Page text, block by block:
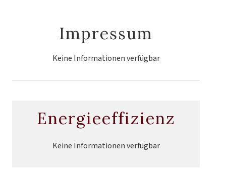
Impressum
Keine Informationen verfügbar
Energieeffizienz
Keine Informationen verfügbar